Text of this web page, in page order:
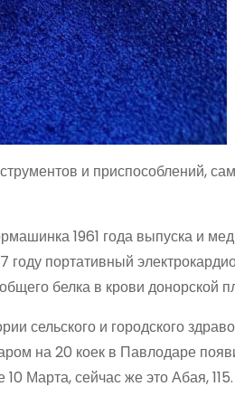
и приспособлений,
1961 года выпуска и
портативный
белка в крови донорской
сельского и городского
на 20 коек в Павлодаре
Марта, сейчас же это Абая, 115.